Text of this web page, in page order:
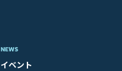
NEWS
イベント